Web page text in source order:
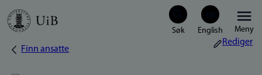
Hopp
Meny
Navigasjonssti
Finn ansatte
Rediger